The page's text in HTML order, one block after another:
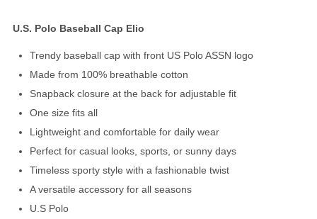
U.S. Polo Baseball Cap Elio
Trendy baseball cap with front US Polo ASSN logo
Made from 100% breathable cotton
Snapback closure at the back for adjustable fit
One size fits all
Lightweight and comfortable for daily wear
Perfect for casual looks, sports, or sunny days
Timeless sporty style with a fashionable twist
A versatile accessory for all seasons
U.S Polo